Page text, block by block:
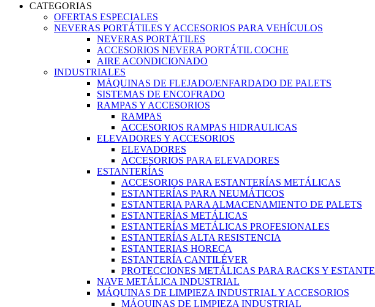
CATEGORIAS
OFERTAS ESPECIALES
NEVERAS PORTÁTILES Y ACCESORIOS PARA VEHÍCULOS
NEVERAS PORTÁTILES
ACCESORIOS NEVERA PORTÁTIL COCHE
AIRE ACONDICIONADO
INDUSTRIALES
MÁQUINAS DE FLEJADO/ENFARDADO DE PALETS
SISTEMAS DE ENCOFRADO
RAMPAS Y ACCESORIOS
RAMPAS
ACCESORIOS RAMPAS HIDRAULICAS
ELEVADORES Y ACCESORIOS
ELEVADORES
ACCESORIOS PARA ELEVADORES
ESTANTERÍAS
ACCESORIOS PARA ESTANTERÍAS METÁLICAS
ESTANTERÍAS PARA NEUMÁTICOS
ESTANTERIA PARA ALMACENAMIENTO DE PALETS
ESTANTERÍAS METÁLICAS
ESTANTERÍAS METÁLICAS PROFESIONALES
ESTANTERÍAS ALTA RESISTENCIA
ESTANTERIAS HORECA
ESTANTERÍA CANTILÉVER
PROTECCIONES METÁLICAS PARA RACKS Y
NAVE METÁLICA INDUSTRIAL
MÁQUINAS DE LIMPIEZA INDUSTRIAL Y ACCESORIOS
MÁQUINAS DE LIMPIEZA INDUSTRIAL